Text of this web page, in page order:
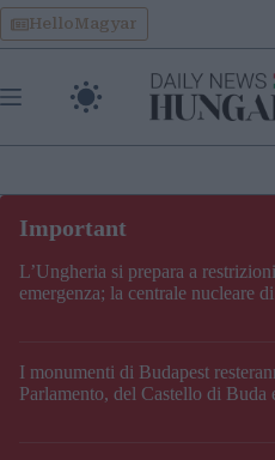
Skip
to
content
HelloMagyar
L’Ungheria si prepara a
emergenza; la centrale nucleare
I monumenti di Budapest
Parlamento, del Castello di Buda